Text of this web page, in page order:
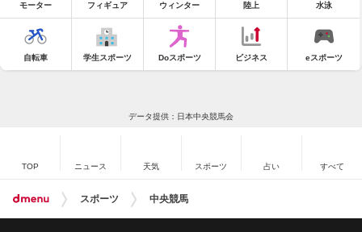
モーター フィギュア ウィンター 陸上 水泳
自転車 学生スポーツ Doスポーツ ビジネス eスポーツ
データ提供：日本中央競馬会
TOP ニュース 天気 スポーツ 占い すべて
スポーツ 中央競馬